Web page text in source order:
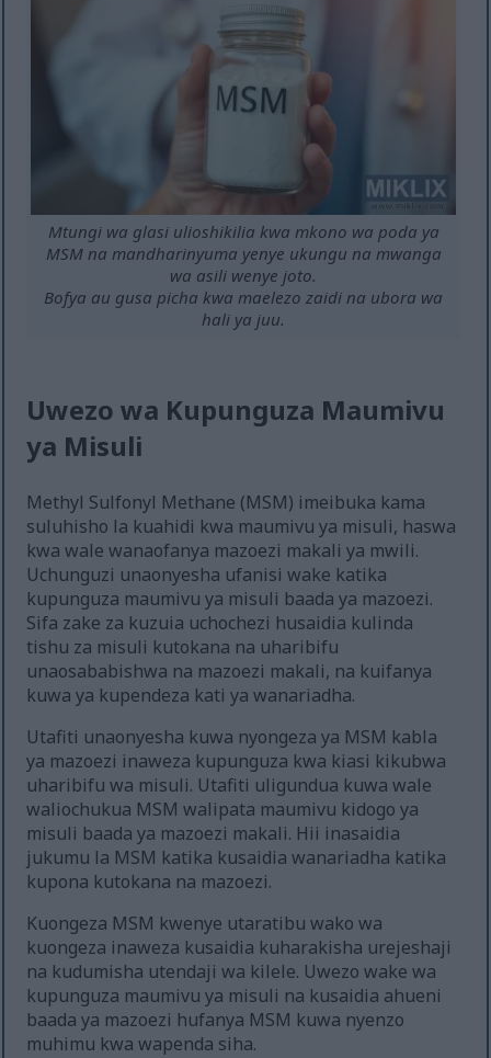
Mtungi wa glasi ulioshikilia kwa mkono wa poda ya
MSM na mandharinyuma yenye ukungu na mwanga
wa asili wenye joto.
Bofya au gusa picha kwa maelezo zaidi na ubora wa
hali ya juu.
Uwezo wa Kupunguza Maumivu
ya Misuli
Methyl Sulfonyl Methane (MSM) imeibuka kama
suluhisho la kuahidi kwa maumivu ya misuli, haswa
kwa wale wanaofanya mazoezi makali ya mwili.
Uchunguzi unaonyesha ufanisi wake katika
kupunguza maumivu ya misuli baada ya mazoezi.
Sifa zake za kuzuia uchochezi husaidia kulinda
tishu za misuli kutokana na uharibifu
unaosababishwa na mazoezi makali, na kuifanya
kuwa ya kupendeza kati ya wanariadha.
Utafiti unaonyesha kuwa nyongeza ya MSM kabla
ya mazoezi inaweza kupunguza kwa kiasi kikubwa
uharibifu wa misuli. Utafiti uligundua kuwa wale
waliochukua MSM walipata maumivu kidogo ya
misuli baada ya mazoezi makali. Hii inasaidia
jukumu la MSM katika kusaidia wanariadha katika
kupona kutokana na mazoezi.
Kuongeza MSM kwenye utaratibu wako wa
kuongeza inaweza kusaidia kuharakisha urejeshaji
na kudumisha utendaji wa kilele. Uwezo wake wa
kupunguza maumivu ya misuli na kusaidia ahueni
baada ya mazoezi hufanya MSM kuwa nyenzo
muhimu kwa wapenda siha.